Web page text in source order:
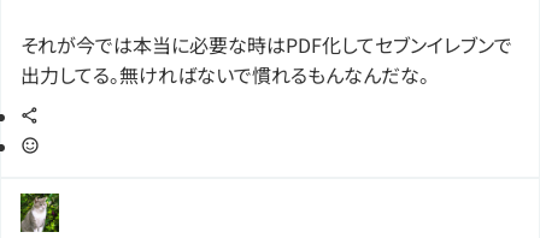
それが今では本当に必要な時はPDF化してセブンイレブンで
出力してる。無ければないで慣れるもんなんだな。